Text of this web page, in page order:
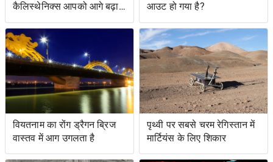
कैलिस्थेनिक्स आपको आगे बढ़ा
सकते हैं
आउट हो गया है?
वियतनाम का रोंग ड्रैगन ब्रिज
वास्तव में आग उगलता है
पृथ्वी पर सबसे चरम रेगिस्तान में
मार्टियंस के लिए शिकार